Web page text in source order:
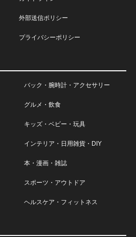
外部送信ポリシー
プライバシーポリシー
バック・腕時計・アクセサリー
グルメ・飲食
キッズ・ベビー・玩具
インテリア・日用雑貨・DIY
本・漫画・雑誌
スポーツ・アウトドア
ヘルスケア・フィットネス